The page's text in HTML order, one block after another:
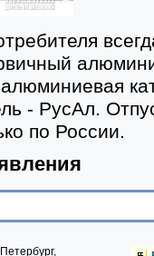
- РусАл.
по России.